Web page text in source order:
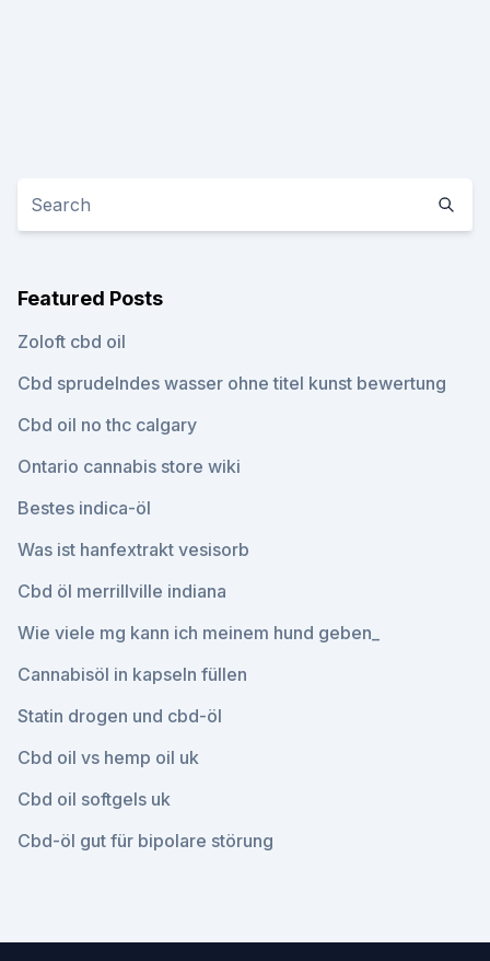
Featured Posts
Zoloft cbd oil
Cbd sprudelndes wasser ohne titel kunst bewertung
Cbd oil no thc calgary
Ontario cannabis store wiki
Bestes indica-öl
Was ist hanfextrakt vesisorb
Cbd öl merrillville indiana
Wie viele mg kann ich meinem hund geben_
Cannabisöl in kapseln füllen
Statin drogen und cbd-öl
Cbd oil vs hemp oil uk
Cbd oil softgels uk
Cbd-öl gut für bipolare störung